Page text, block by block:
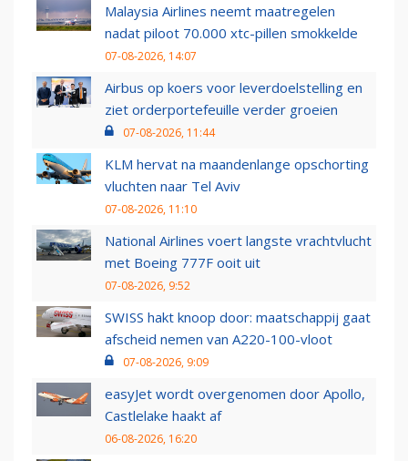
Malaysia Airlines neemt maatregelen
nadat piloot 70.000 xtc-pillen smokkelde
07-08-2026, 14:07
Airbus op koers voor leverdoelstelling en
ziet orderportefeuille verder groeien
07-08-2026, 11:44
KLM hervat na maandenlange opschorting
vluchten naar Tel Aviv
07-08-2026, 11:10
National Airlines voert langste vrachtvlucht
met Boeing 777F ooit uit
07-08-2026, 9:52
SWISS hakt knoop door: maatschappij gaat
afscheid nemen van A220-100-vloot
07-08-2026, 9:09
easyJet wordt overgenomen door Apollo,
Castlelake haakt af
06-08-2026, 16:20